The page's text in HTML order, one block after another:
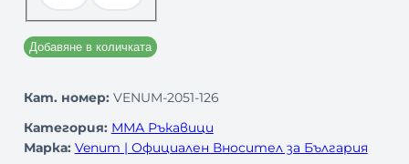
Добавяне в количката
Кат. номер: VENUM-2051-126
Категория: ММА Ръкавици
Марка: Venum | Официален Вносител за България